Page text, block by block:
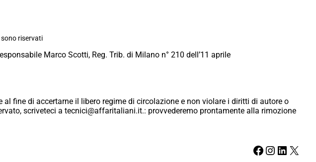
riservati
Marco Scotti, Reg. Trib. di Milano n° 210 dell’11 aprile
fine di accertarne il libero regime di circolazione e non violare i diritti di autore o
scriveteci a tecnici@affaritaliani.it.: provvederemo prontamente alla rimozione
Facebook Instagram LinkedIn X